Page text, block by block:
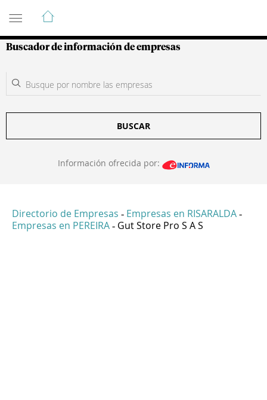
Guía de Empresas Colombianas
Buscador de información de empresas
BUSCAR
Información ofrecida por:
Directorio de Empresas - Empresas en RISARALDA -
Empresas en PEREIRA - Gut Store Pro S A S